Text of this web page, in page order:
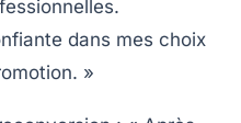
dans mes choix
»